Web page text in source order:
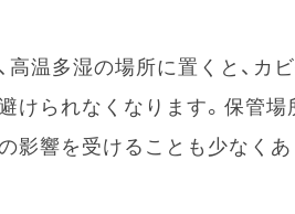
高温多湿の場所に置くと、カ
けられなくなります。保管場
影響を受けることも少なくあ